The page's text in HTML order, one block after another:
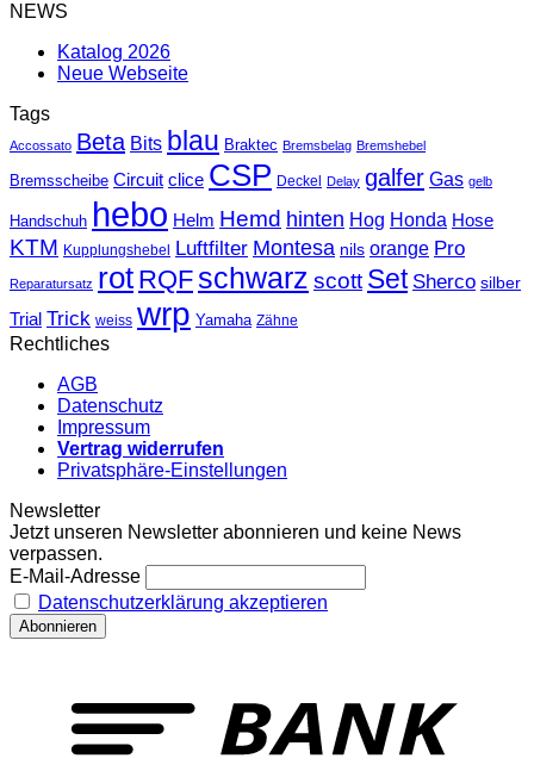
NEWS
Katalog 2026
Neue Webseite
Tags
Accossato Beta Bits blau Braktec Bremsbelag Bremshebel
Bremsscheibe Circuit clice CSP Deckel Delay galfer Gas gelb
Handschuh hebo Helm Hemd hinten Hog Honda Hose
KTM Kupplungshebel Luftfilter Montesa nils orange Pro
Reparatursatz rot RQF schwarz scott Set Sherco silber
Trial Trick weiss wrp Yamaha Zähne
Rechtliches
AGB
Datenschutz
Impressum
Vertrag widerrufen
Privatsphäre-Einstellungen
Newsletter
Jetzt unseren Newsletter abonnieren und keine News
verpassen.
E-Mail-Adresse
Datenschutzerklärung akzeptieren